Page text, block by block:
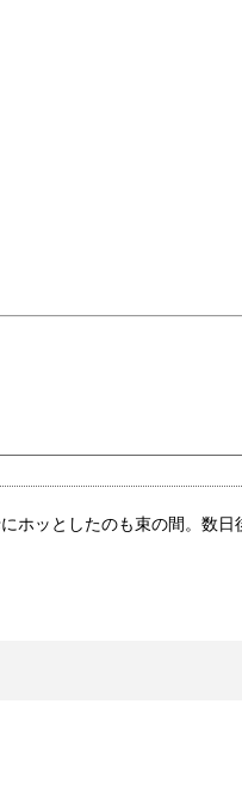
ホッとしたのも束の間。数